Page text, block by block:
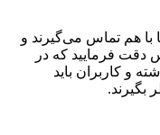
با هم تماس می‌گیرند و
دقت فرمایید که در
و کاربران باید
بگیرند.